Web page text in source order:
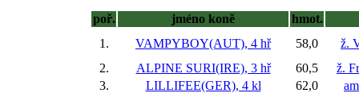
poř. jméno koně
hmot.
1.
VAMPYBOY(AUT), 4 hř 58,0
ž.
2.
ALPINE SURI(IRE), 3 hř 60,5
ž.
3.
LILLIFEE(GER), 4 kl 62,0